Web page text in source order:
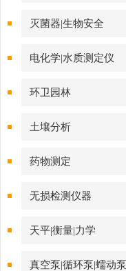
灭菌器|生物安全
电化学|水质测定仪
环卫园林
土壤分析
药物测定
无损检测仪器
天平|衡量|力学
真空泵|循环泵|蠕动泵